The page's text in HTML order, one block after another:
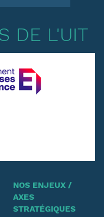
DE L'UIT
NOS ENJEUX /
AXES
STRATÉGIQUES